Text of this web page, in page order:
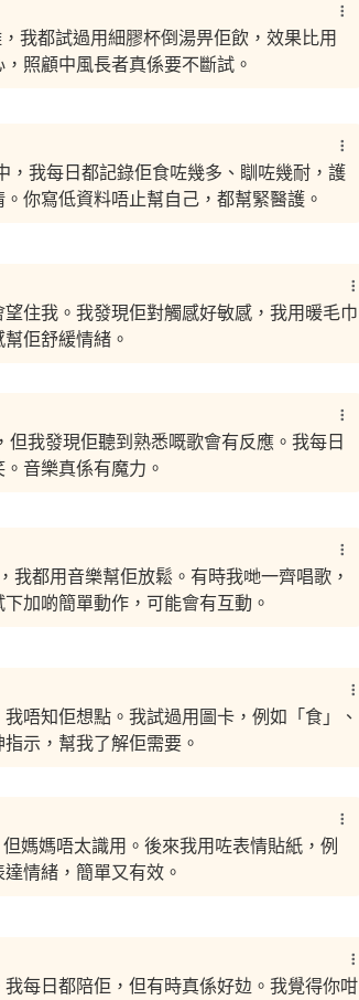
我都試過用細膠杯倒湯畀佢飲，效果比用
照顧中風長者真係要不斷試。
，我每日都記錄佢食咗幾多、瞓咗幾耐，護
你寫低資料唔止幫自己，都幫緊醫護。
住我。我發現佢對觸感好敏感，我用暖毛巾
佢舒緩情緒。
但我發現佢聽到熟悉嘅歌會有反應。我每日
音樂真係有魔力。
我都用音樂幫佢放鬆。有時我哋一齊唱歌，
加啲簡單動作，可能會有互動。
唔知佢想點。我試過用圖卡，例如「食」、
示，幫我了解佢需要。
媽媽唔太識用。後來我用咗表情貼紙，例
情緒，簡單又有效。
每日都陪佢，但有時真係好攰。我覺得你咁